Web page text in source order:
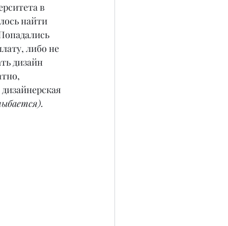
в
найти
либо не
дизайн